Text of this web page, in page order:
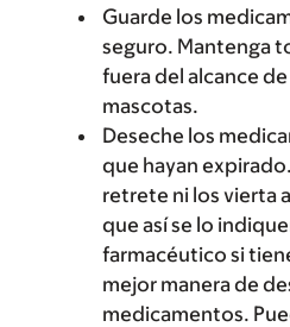
Guarde los
seguro. Mantenga
fuera del alcance de
mascotas.
Deseche los
que hayan
retrete ni los vierta
que así se lo
farmacéutico si
mejor manera de
medicamentos.